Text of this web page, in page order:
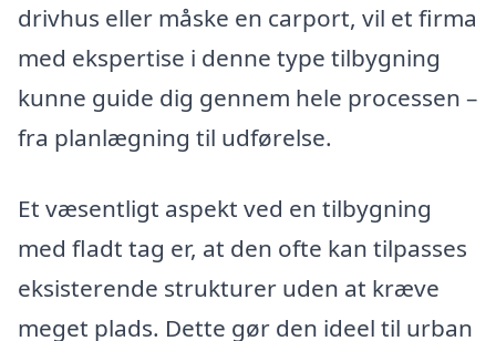
drivhus eller måske en carport, vil et firma
med ekspertise i denne type tilbygning
kunne guide dig gennem hele processen –
fra planlægning til udførelse.
Et væsentligt aspekt ved en tilbygning
med fladt tag er, at den ofte kan tilpasses
eksisterende strukturer uden at kræve
meget plads. Dette gør den ideel til urban